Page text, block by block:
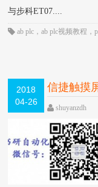
与步科ET07....
ab plc ，ab plc视频教程 ，
2018
04-26
信捷触摸
教程-书
shuyanzdh
已关闭评论